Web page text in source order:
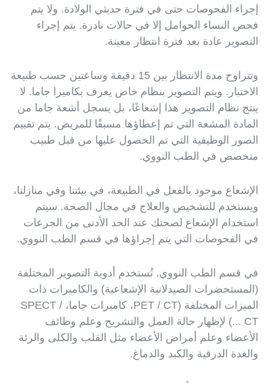
إجراء الفحوصات حتى في فترة حديثي الولادة. ولا يتم
فحص النساء الحوامل إلا في حالات نادرة. يتم إجراء
التصوير عادة بعد فترة انتظار معينة.
وتتراوح مدة الانتظار بين 15 دقيقة وساعتين حسب طبيعة
الاختبار. ويتم التصوير بنظام خاص يعرف بكاميرا جاما. لا
ينتج نظام التصوير هذا إشعاعًا، بل يسجل أشعة جاما من
المادة المشعة التي تم إعطاؤها مسبقًا للمريض. يتم تقييم
الصور الوظيفية التي تم الحصول عليها من قبل طبيب
متخصص في الطب النووي.
الإشعاع موجود بالفعل في الطبيعة، في بيئتنا وفي منازلنا،
ويستخدم للتشخيص والعلاج في مجال الصحة. سيتم
استخدام الإشعاع لصحتك عند الحد الأدنى من الجرعات
في الفحوصات التي يتم إجراؤها في قسم الطب النووي.
في قسم الطب النووي. تُستخدم أدوية التصوير المختلفة
(المستحضرات الصيدلانية الإشعاعية) والكاميرات ذات
الميزات المختلفة (PET / CT، كاميرات جاما، SPECT /
CT ...) لإظهار حالة العمل والتشريح وعلم وظائف
الأعضاء وعلم أمراض الأعضاء مثل القلب والكلى والرئة
والغدة الدرقية والكبد والدماغ.